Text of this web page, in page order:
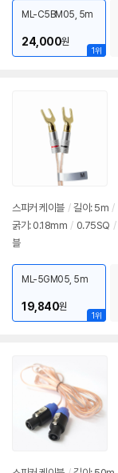
1위
ML-C5BM05, 5m
24,000원
스피커 케이블 / 길이: 5m /
굵기: 0.18mm / 0.75SQ /
블
1위
ML-5GM05, 5m
19,840원